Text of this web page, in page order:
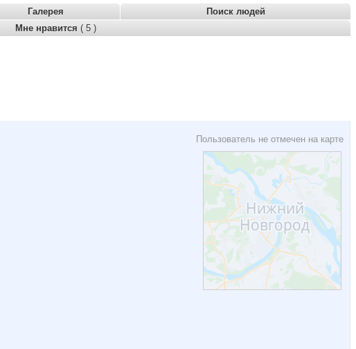
Галерея
Поиск людей
Мне нравится ( 5 )
Пользователь не отмечен на карте